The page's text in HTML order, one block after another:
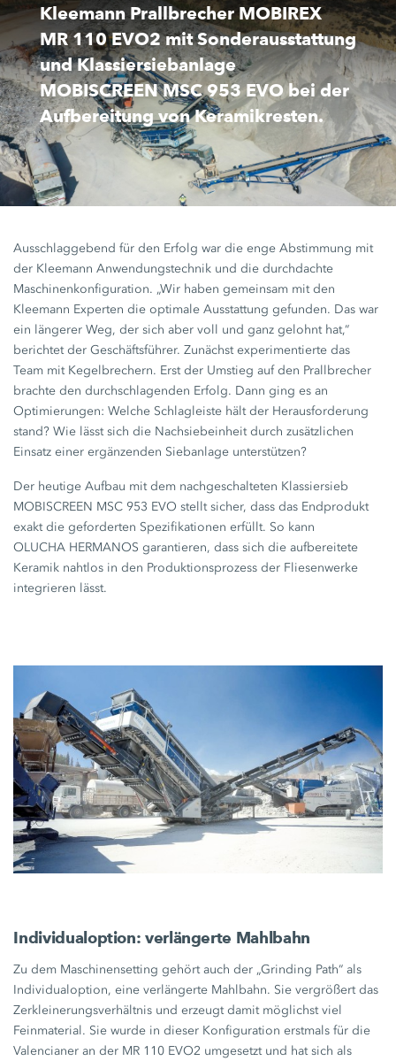
Kleemann Prallbrecher MOBIREX
MR 110 EVO2 mit Sonderausstattung
und Klassiersiebanlage
MOBISCREEN MSC 953 EVO bei der
Aufbereitung von Keramikresten.
Ausschlaggebend für den Erfolg war die enge Abstimmung mit
der Kleemann Anwendungstechnik und die durchdachte
Maschinenkonfiguration. „Wir haben gemeinsam mit den
Kleemann Experten die optimale Ausstattung gefunden. Das war
ein längerer Weg, der sich aber voll und ganz gelohnt hat,“
berichtet der Geschäftsführer. Zunächst experimentierte das
Team mit Kegelbrechern. Erst der Umstieg auf den Prallbrecher
brachte den durchschlagenden Erfolg. Dann ging es an
Optimierungen: Welche Schlagleiste hält der Herausforderung
stand? Wie lässt sich die Nachsiebeinheit durch zusätzlichen
Einsatz einer ergänzenden Siebanlage unterstützen?
Der heutige Aufbau mit dem nachgeschalteten Klassiersieb
MOBISCREEN MSC 953 EVO stellt sicher, dass das Endprodukt
exakt die geforderten Spezifikationen erfüllt. So kann
OLUCHA HERMANOS garantieren, dass sich die aufbereitete
Keramik nahtlos in den Produktionsprozess der Fliesenwerke
integrieren lässt.
Individualoption: verlängerte Mahlbahn
Zu dem Maschinensetting gehört auch der „Grinding Path“ als
Individualoption, eine verlängerte Mahlbahn. Sie vergrößert das
Zerkleinerungsverhältnis und erzeugt damit möglichst viel
Feinmaterial. Sie wurde in dieser Konfiguration erstmals für die
Valencianer an der MR 110 EVO2 umgesetzt und hat sich als